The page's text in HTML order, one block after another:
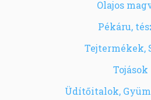
Olajos
Pékáru,
Tejtermékek,
Tojások
Üdítőitalok,